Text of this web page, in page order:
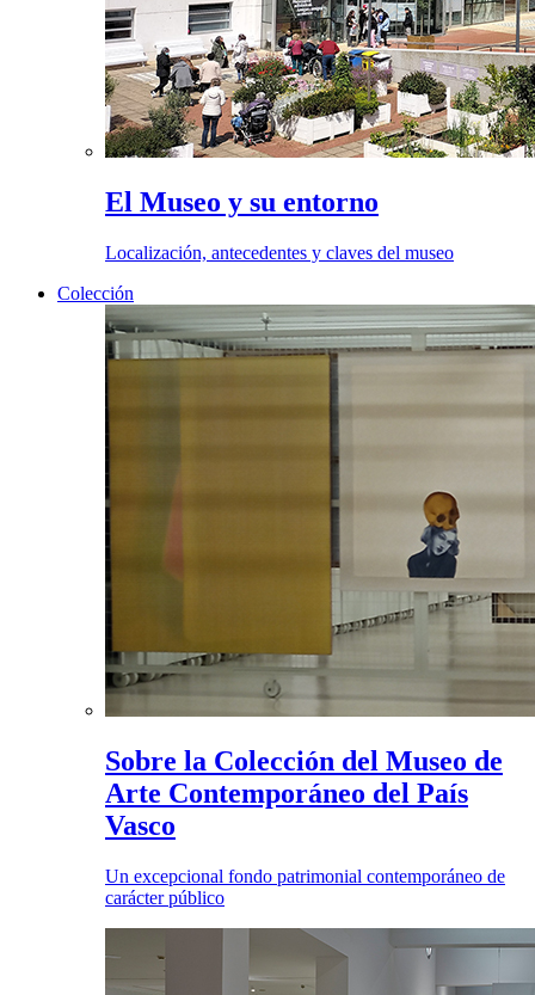
El Museo y su entorno
Localización, antecedentes y claves del museo
Colección
Sobre la Colección del Museo de
Arte Contemporáneo del País
Vasco
Un excepcional fondo patrimonial contemporáneo de
carácter público